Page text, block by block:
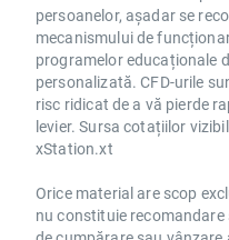
persoanelor, așadar se
mecanismului de
programelor educaționale
personalizată. CFD-urile
risc ridicat de a vă pierde
levier. Sursa cotațiilor
xStation.xt
Orice material are scop
nu constituie